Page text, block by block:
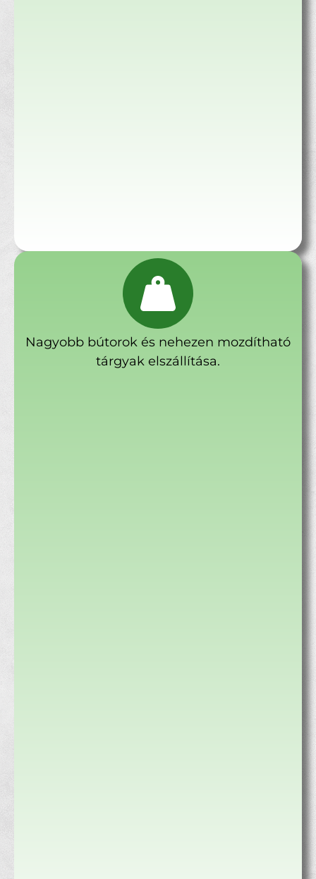
Nagyobb bútorok és nehezen mozdítható
tárgyak elszállítása.